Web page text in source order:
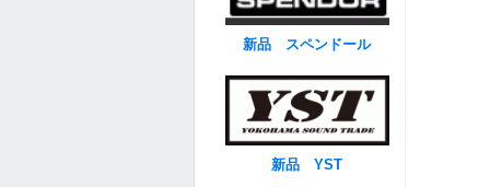
新品 スペンドール
新品 YST